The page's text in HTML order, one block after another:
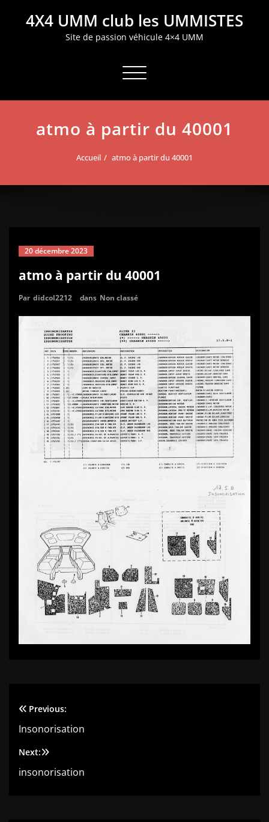
4X4 UMM club les UMMISTES
Site de passion véhicule 4×4 UMM
Afficher/masquer la navigation
atmo à partir du 40001
Accueil atmo à partir du 40001
20 décembre 2023
atmo à partir du 40001
Par didcol2212 dans Non classé
Navigation
de
l’article
Previous:
Insonorisation
Next:
insonorisation